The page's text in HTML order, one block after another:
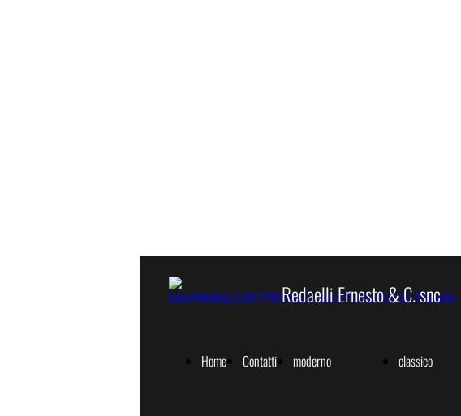
Redaelli Ernesto & C. snc
Home Contatti moderno classico